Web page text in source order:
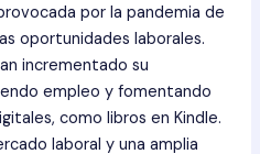
por la pandemia de
oportunidades laborales.
incrementado su
empleo y fomentando
como libros en Kindle.
laboral y una amplia